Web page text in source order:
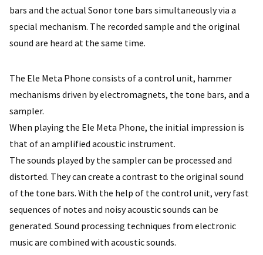
bars and the actual Sonor tone bars simultaneously via a
special mechanism. The recorded sample and the original
sound are heard at the same time.
The Ele Meta Phone consists of a control unit, hammer
mechanisms driven by electromagnets, the tone bars, and a
sampler.
When playing the Ele Meta Phone, the initial impression is
that of an amplified acoustic instrument.
The sounds played by the sampler can be processed and
distorted. They can create a contrast to the original sound
of the tone bars. With the help of the control unit, very fast
sequences of notes and noisy acoustic sounds can be
generated. Sound processing techniques from electronic
music are combined with acoustic sounds.